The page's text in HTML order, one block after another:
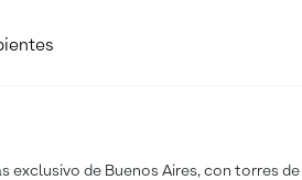
de Buenos Aires, con torres